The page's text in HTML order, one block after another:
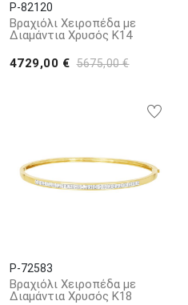
P-82120
Βραχιόλι Χειροπέδα με
Διαμάντια Χρυσός K14
4729,00 € 5675,00 €
P-72583
Βραχιόλι Χειροπέδα με
Διαμάντια Χρυσός Κ18